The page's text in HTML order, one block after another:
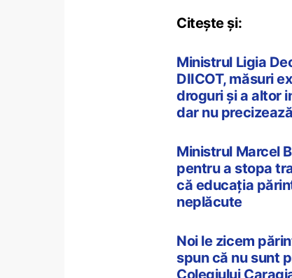
Citește și:
Ministrul Ligia
DIICOT, măsuri
droguri și a altor
dar nu
Ministrul Marcel
pentru a stopa
că educația
neplăcute
Noi le zicem
spun că nu sunt
Colegiului